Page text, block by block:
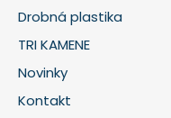
Drobná plastika
TRI KAMENE
Novinky
Kontakt